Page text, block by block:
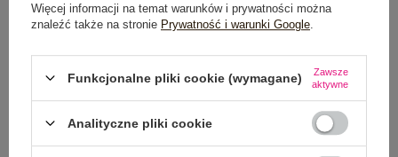
NEWSLETTER
Więcej informacji na temat warunków i prywatności można
znaleźć także na stronie Prywatność i warunki Google
Funkcjonalne pliki cookie (wymagane)
Zawsze
aktywne
Analityczne pliki cookie